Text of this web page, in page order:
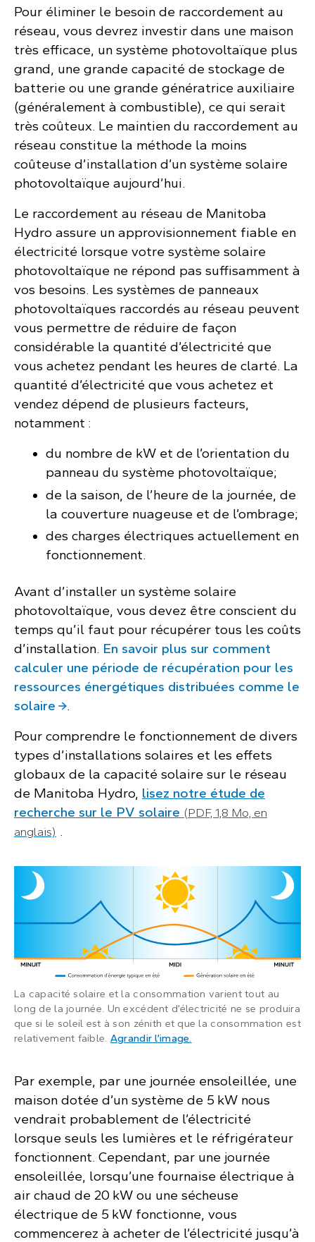
Pour éliminer le besoin de raccordement au
réseau, vous devrez investir dans une maison
très efficace, un système photovoltaïque plus
grand, une grande capacité de stockage de
batterie ou une grande génératrice auxiliaire
(généralement à combustible), ce qui serait
très coûteux. Le maintien du raccordement au
réseau constitue la méthode la moins
coûteuse d’installation d’un système solaire
photovoltaïque aujourd’hui.
Le raccordement au réseau de Manitoba
Hydro assure un approvisionnement fiable en
électricité lorsque votre système solaire
photovoltaïque ne répond pas suffisamment à
vos besoins. Les systèmes de panneaux
photovoltaïques raccordés au réseau peuvent
vous permettre de réduire de façon
considérable la quantité d’électricité que
vous achetez pendant les heures de clarté. La
quantité d’électricité que vous achetez et
vendez dépend de plusieurs facteurs,
notamment :
du nombre de kW et de l’orientation du
panneau du système photovoltaïque;
de la saison, de l’heure de la journée, de
la couverture nuageuse et de l’ombrage;
des charges électriques actuellement en
fonctionnement.
Avant d’installer un système solaire
photovoltaïque, vous devez être conscient du
temps qu’il faut pour récupérer tous les coûts
d’installation. En savoir plus sur comment
calculer une période de récupération pour les
ressources énergétiques distribuées comme le
solaire
.
Pour comprendre le fonctionnement de divers
types d’installations solaires et les effets
globaux de la capacité solaire sur le réseau
de Manitoba Hydro, lisez notre étude de
recherche sur le PV solaire (PDF, 1,8 Mo, en
anglais) .
La capacité solaire et la consommation varient tout au
long de la journée. Un excédent d’électricité ne se produira
que si le soleil est à son zénith et que la consommation est
relativement faible. Agrandir l’image: L’illustration montre
.
Par exemple, par une journée ensoleillée, une
maison dotée d’un système de 5 kW nous
vendrait probablement de l’électricité
lorsque seuls les lumières et le réfrigérateur
fonctionnent. Cependant, par une journée
ensoleillée, lorsqu’une fournaise électrique à
air chaud de 20 kW ou une sécheuse
électrique de 5 kW fonctionne, vous
commencerez à acheter de l’électricité jusqu’à